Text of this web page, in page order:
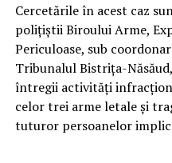
Cercetările în acest caz
polițiștii Biroului Arme,
Periculoase, sub
Tribunalul Bistrița-
întregii activități
celor trei arme letale și
tuturor persoanelor